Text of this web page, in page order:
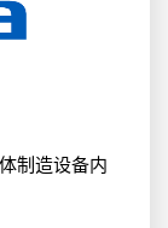
制造设备内